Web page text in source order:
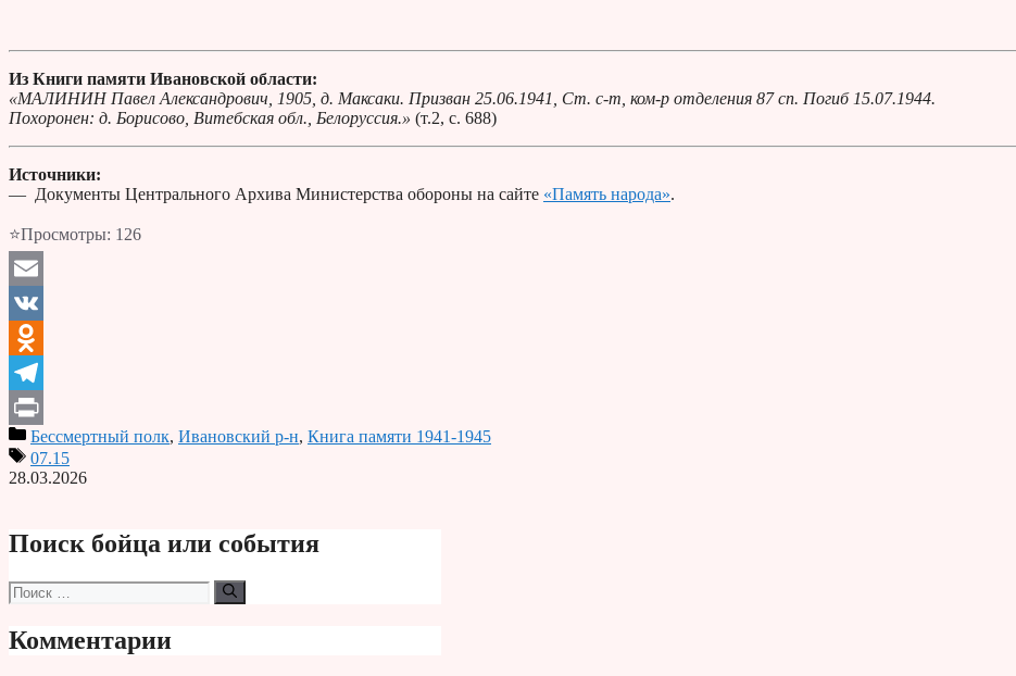
Из Книги памяти Ивановской области:
«МАЛИНИН Павел Александрович, 1905, д. Максаки. Призван 25.06.1941, Ст. с-т, ком-р отделения 87 сп. Погиб 15.07.1944.
Похоронен: д. Борисово, Витебская обл., Белоруссия.» (т.2, с. 688)
Источники:
— Документы Центрального Архива Министерства обороны на сайте «Память народа».
⭐Просмотры: 126
Email
VK
Odnoklassniki
Telegram
PrintБессмертный полк, Ивановский р-н, Книга памяти 1941-1945
07.15
28.03.2026
Поиск бойца или события
Поиск:
Комментарии